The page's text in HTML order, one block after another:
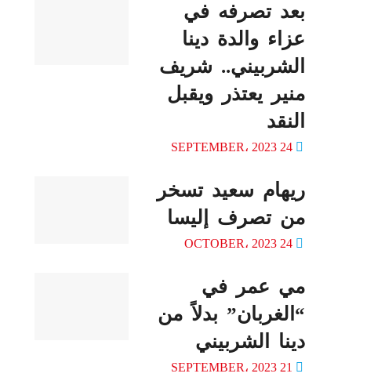
بعد تصرفه في
عزاء والدة دينا
الشربيني.. شريف
منير يعتذر ويقبل
النقد
ريهام سعيد تسخر
من تصرف إليسا
مي عمر في
“الغربان” بدلاً من
دينا الشربيني